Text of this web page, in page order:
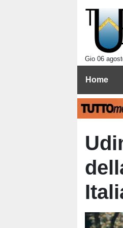
Gio 06
Home